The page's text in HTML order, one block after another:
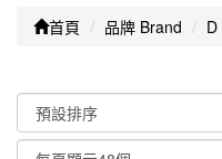
首頁 品牌 Brand D